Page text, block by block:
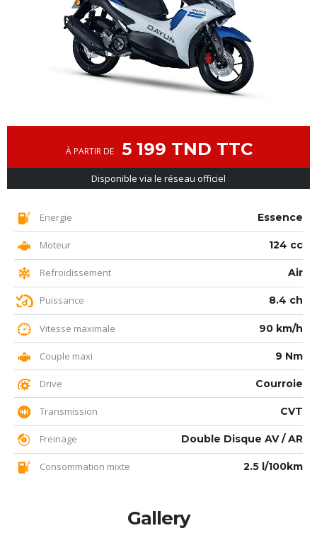
5 199 TND TTC
À PARTIR DE
Disponible via le réseau officiel
Energie Essence
Moteur 124 cc
Refroidissement Air
Puissance 8.4 ch
Vitesse maximale 90 km/h
Couple maxi 9 Nm
Drive Courroie
Transmission CVT
Freinage Double Disque AV / AR
Consommation mixte 2.5 l/100km
Gallery